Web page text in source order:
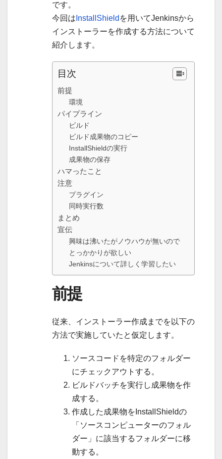
です。
今回は InstallShield を用いてJenkinsから
インストーラーを作成する方法について
紹介します。
目次
前提
環境
パイプライン
ビルド
ビルド成果物のコピー
InstallShieldの実行
成果物の保存
ハマったこと
注意
プラグイン
同時実行数
まとめ
宣伝
興味は沸いたがノウハウが無いので
とっかかりが欲しい
Jenkinsについて詳しく学習したい
前提
従来、インストーラー作成までを以下の
方法で実施していたと仮定します。
ソースコードを特定のフォルダー
にチェックアウトする。
ビルドバッチを実行し成果物を作
成する。
作成した成果物をInstallShieldの
「ソースコンピューターのフォル
ダー」に該当するフォルダーに移
動する。